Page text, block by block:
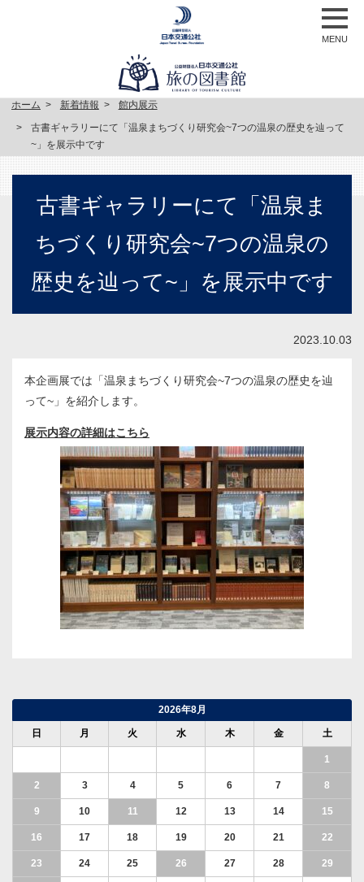
MENU
ホーム 新着情報 館内展示
古書ギャラリーにて「温泉まちづくり研究会~7つの温泉の歴史を辿って
~」を展示中です
古書ギャラリーにて「温泉ま
ちづくり研究会~7つの温泉の
歴史を辿って~」を展示中です
2023.10.03
本企画展では「温泉まちづくり研究会~7つの温泉の歴史を辿
って~」を紹介します。
展示内容の詳細はこちら
2026年8月
日 月 火 水 木 金 土
1
2 3 4 5 6 7 8
9 10 11 12 13 14 15
16 17 18 19 20 21 22
23 24 25 26 27 28 29